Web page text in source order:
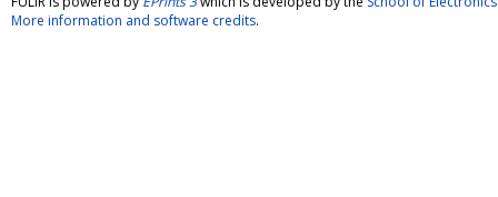
More information and software credits.